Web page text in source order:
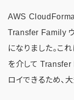
AWS
Transfer Family ウ
になりました。こ
を介して Transfer
ロイできるため、